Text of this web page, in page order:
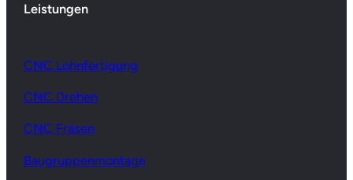
Leistungen
CNC Lohnfertigung
CNC Drehen
CNC Fräsen
Baugruppenmontage